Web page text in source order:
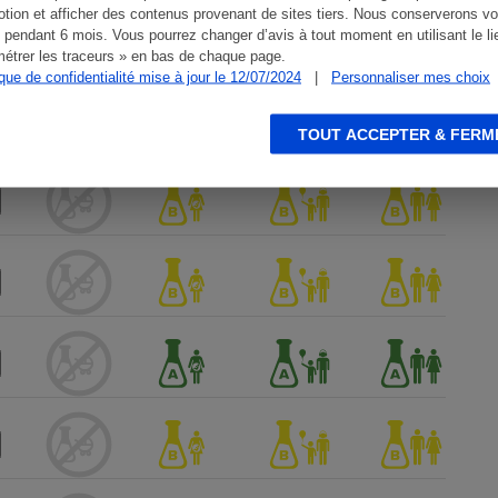
et afficher des contenus provenant de sites tiers. Nous conserverons
pendant 6 mois. Vous pourrez changer d’avis à tout moment en utilisant le
les traceurs » en bas de chaque page.
de confidentialité mise à jour le 12/07/2024
| Personnaliser mes choix
TOUT ACCEPTER &